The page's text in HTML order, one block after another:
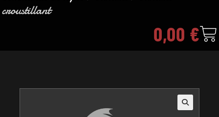
croustillant
0,00 €